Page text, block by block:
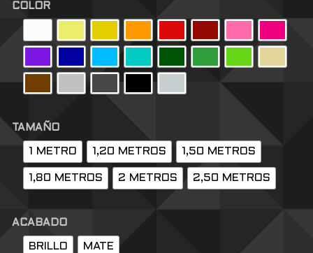
COLOR
TAMAÑO
1 METRO 1,20 METROS 1,50 METROS
1,80 METROS 2 METROS 2,50 METROS
ACABADO
BRILLO MATE